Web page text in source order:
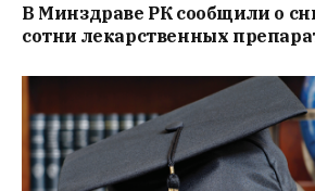
В Минздраве РК сообщили о
сотни лекарственных